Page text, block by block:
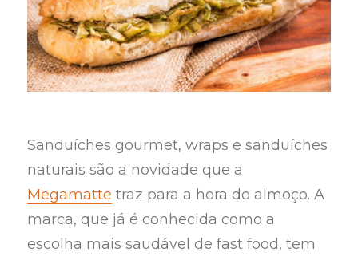
Sanduíches gourmet, wraps e sanduíches
naturais são a novidade que a
Megamatte traz para a hora do almoço. A
marca, que já é conhecida como a
escolha mais saudável de fast food, tem